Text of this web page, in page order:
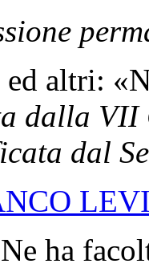
altri:
dalla VII
dal
ha